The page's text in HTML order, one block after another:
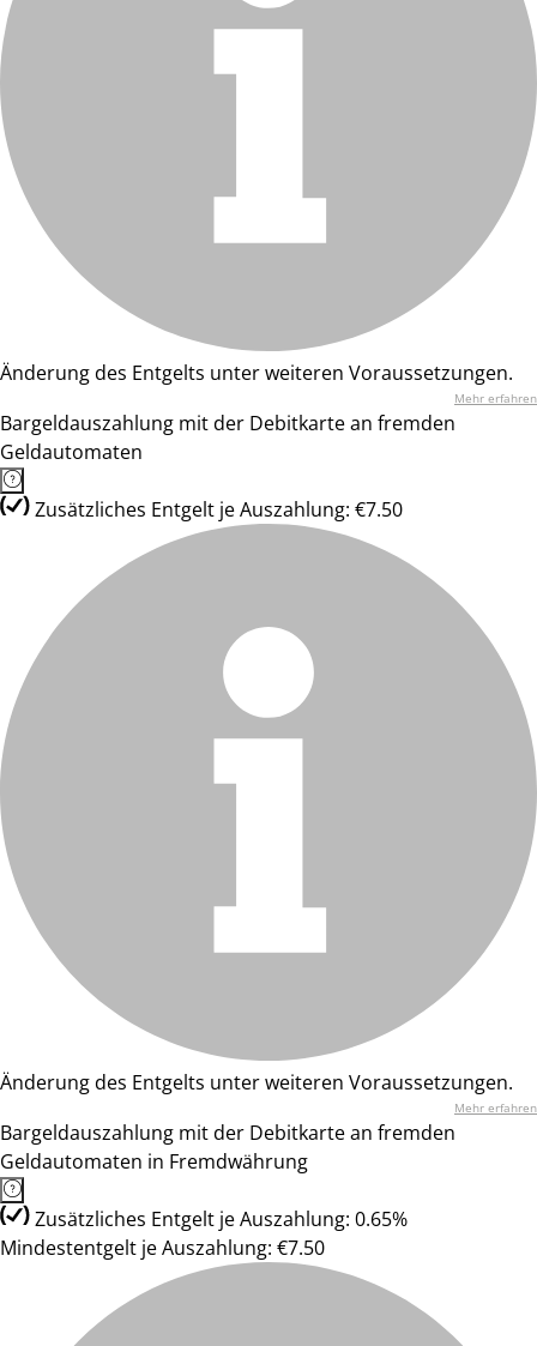
Änderung des Entgelts unter weiteren Voraussetzungen.
Mehr erfahren
Bargeldauszahlung mit der Debitkarte an fremden
Geldautomaten
Zusätzliches Entgelt je Auszahlung: €7.50
Änderung des Entgelts unter weiteren Voraussetzungen.
Mehr erfahren
Bargeldauszahlung mit der Debitkarte an fremden
Geldautomaten in Fremdwährung
Zusätzliches Entgelt je Auszahlung: 0.65%
Mindestentgelt je Auszahlung: €7.50